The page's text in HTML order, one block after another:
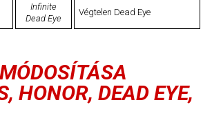
Infinite
Dead Eye
Végtelen Dead Eye
HONOR, DEAD EYE,